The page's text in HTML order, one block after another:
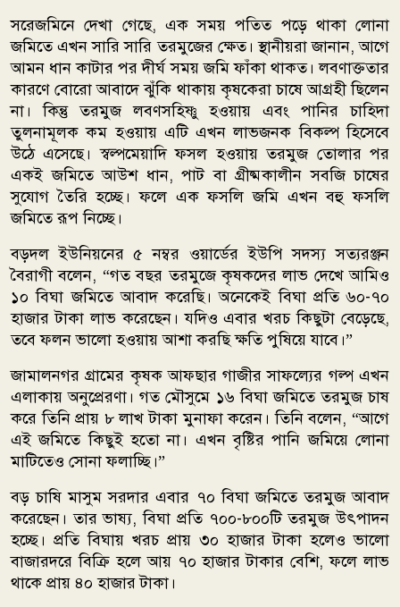
সরেজমিনে দেখা গেছে, এক সময় পতিত পড়ে থাকা লোনা
জমিতে এখন সারি সারি তরমুজের ক্ষেত। স্থানীয়রা জানান, আগে
আমন ধান কাটার পর দীর্ঘ সময় জমি ফাঁকা থাকত। লবণাক্ততার
কারণে বোরো আবাদে ঝুঁকি থাকায় কৃষকেরা চাষে আগ্রহী ছিলেন
না। কিন্তু তরমুজ লবণসহিষ্ণু হওয়ায় এবং পানির চাহিদা
তুলনামূলক কম হওয়ায় এটি এখন লাভজনক বিকল্প হিসেবে
উঠে এসেছে। স্বল্পমেয়াদি ফসল হওয়ায় তরমুজ তোলার পর
একই জমিতে আউশ ধান, পাট বা গ্রীষ্মকালীন সবজি চাষের
সুযোগ তৈরি হচ্ছে। ফলে এক ফসলি জমি এখন বহু ফসলি
জমিতে রূপ নিচ্ছে।
বড়দল ইউনিয়নের ৫ নম্বর ওয়ার্ডের ইউপি সদস্য সত্যরঞ্জন
বৈরাগী বলেন, “গত বছর তরমুজে কৃষকদের লাভ দেখে আমিও
১০ বিঘা জমিতে আবাদ করেছি। অনেকেই বিঘা প্রতি ৬০-৭০
হাজার টাকা লাভ করেছেন। যদিও এবার খরচ কিছুটা বেড়েছে,
তবে ফলন ভালো হওয়ায় আশা করছি ক্ষতি পুষিয়ে যাবে।”
জামালনগর গ্রামের কৃষক আফছার গাজীর সাফল্যের গল্প এখন
এলাকায় অনুপ্রেরণা। গত মৌসুমে ১৬ বিঘা জমিতে তরমুজ চাষ
করে তিনি প্রায় ৮ লাখ টাকা মুনাফা করেন। তিনি বলেন, “আগে
এই জমিতে কিছুই হতো না। এখন বৃষ্টির পানি জমিয়ে লোনা
মাটিতেও সোনা ফলাচ্ছি।”
বড় চাষি মাসুম সরদার এবার ৭০ বিঘা জমিতে তরমুজ আবাদ
করেছেন। তার ভাষ্য, বিঘা প্রতি ৭০০-৮০০টি তরমুজ উৎপাদন
হচ্ছে। প্রতি বিঘায় খরচ প্রায় ৩০ হাজার টাকা হলেও ভালো
বাজারদরে বিক্রি হলে আয় ৭০ হাজার টাকার বেশি, ফলে লাভ
থাকে প্রায় ৪০ হাজার টাকা।